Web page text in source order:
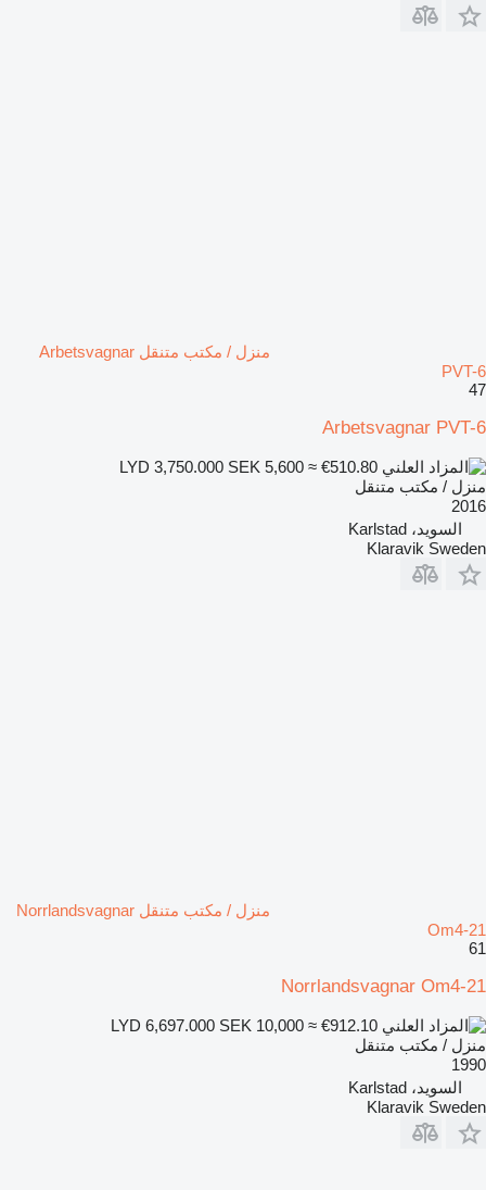
منزل / مكتب متنقل Arbetsvagnar
PVT-6
47
Arbetsvagnar PVT-6
SEK 5,600 ≈ €510.80
منزل / مكتب متنقل
2016
السويد، Karlstad
Klaravik Sweden
منزل / مكتب متنقل Norrlandsvagnar
Om4-21
61
Norrlandsvagnar Om4-21
SEK 10,000 ≈ €912.10
منزل / مكتب متنقل
1990
السويد، Karlstad
Klaravik Sweden